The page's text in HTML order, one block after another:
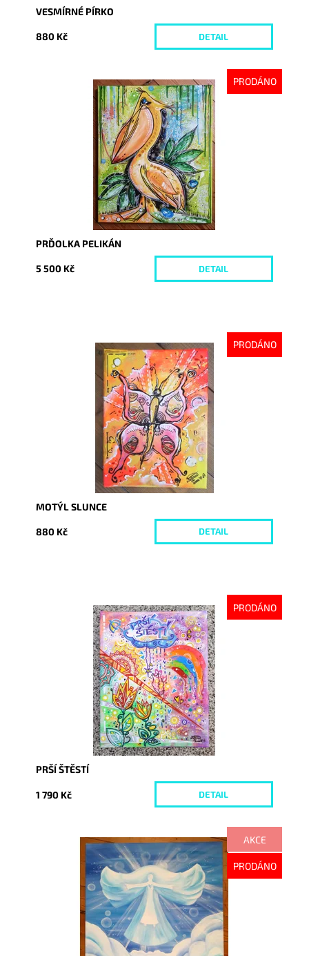
VESMÍRNÉ PÍRKO
880 Kč DETAIL
PRODÁNO
Vyprodáno
1865
PRĎOLKA PELIKÁN
5 500 Kč DETAIL
PRODÁNO
Vyprodáno
4331
MOTÝL SLUNCE
880 Kč DETAIL
PRODÁNO
Vyprodáno
4553
PRŠÍ ŠTĚSTÍ
1 790 Kč DETAIL
AKCE
PRODÁNO
Dostupnost:
Vyprodáno
1025